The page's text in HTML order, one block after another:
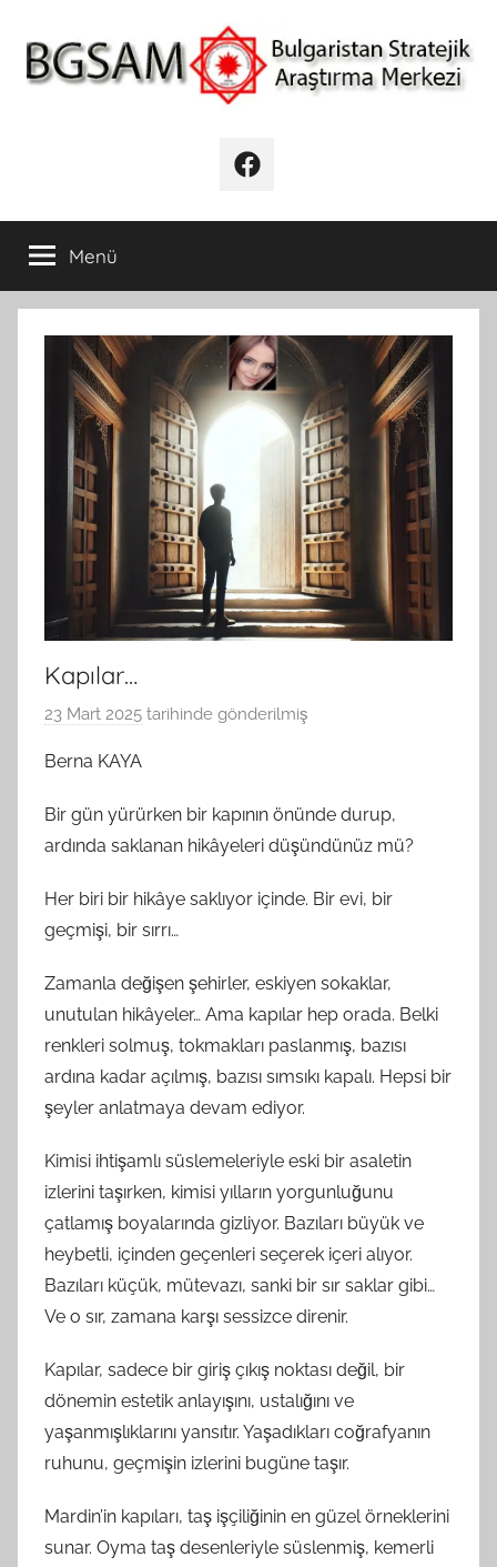
atla
Facebook
Menü
Kapılar…
23 Mart 2025 tarihinde gönderilmiş
a
ı
Berna KAYA
Bir gün yürürken bir kapının önünde durup,
ardında saklanan hikâyeleri düşündünüz mü?
Her biri bir hikâye saklıyor içinde. Bir evi, bir
geçmişi, bir sırrı…
Zamanla değişen şehirler, eskiyen sokaklar,
unutulan hikâyeler… Ama kapılar hep orada. Belki
renkleri solmuş, tokmakları paslanmış, bazısı
ardına kadar açılmış, bazısı sımsıkı kapalı. Hepsi bir
şeyler anlatmaya devam ediyor.
Kimisi ihtişamlı süslemeleriyle eski bir asaletin
izlerini taşırken, kimisi yılların yorgunluğunu
çatlamış boyalarında gizliyor. Bazıları büyük ve
heybetli, içinden geçenleri seçerek içeri alıyor.
Bazıları küçük, mütevazı, sanki bir sır saklar gibi…
Ve o sır, zamana karşı sessizce direnir.
Kapılar, sadece bir giriş çıkış noktası değil, bir
dönemin estetik anlayışını, ustalığını ve
yaşanmışlıklarını yansıtır. Yaşadıkları coğrafyanın
ruhunu, geçmişin izlerini bugüne taşır.
Mardin’in kapıları, taş işçiliğinin en güzel örneklerini
sunar. Oyma taş desenleriyle süslenmiş, kemerli